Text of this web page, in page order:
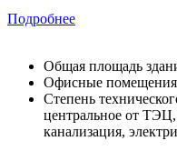
Подробнее
Общая площадь
Офисные помещения
Степень
центральное от ТЭЦ,
канализация,